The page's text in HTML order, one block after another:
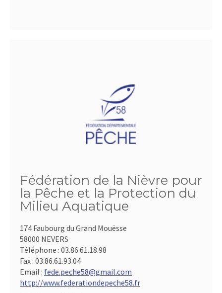
Fédération de la Nièvre pour
la Pêche et la Protection du
Milieu Aquatique
174 Faubourg du Grand Mouësse
58000 NEVERS
Téléphone : 03.86.61.18.98
Fax : 03.86.61.93.04
Email : fede.peche58@gmail.com
http://www.federationdepeche58.fr